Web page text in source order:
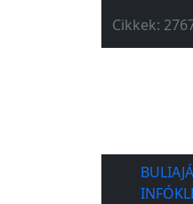
Cikkek:
INFÓK